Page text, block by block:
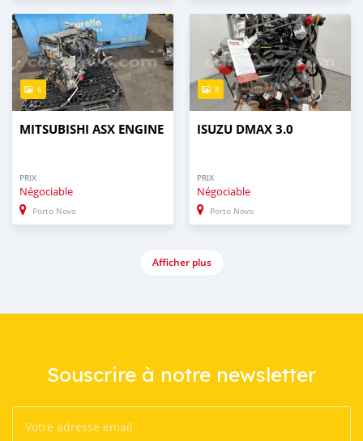
6
MITSUBISHI ASX ENGINE
PRIX
Négociable
Porto Novo
8
ISUZU DMAX 3.0
PRIX
Négociable
Porto Novo
Afficher plus
Souscrire à notre newsletter